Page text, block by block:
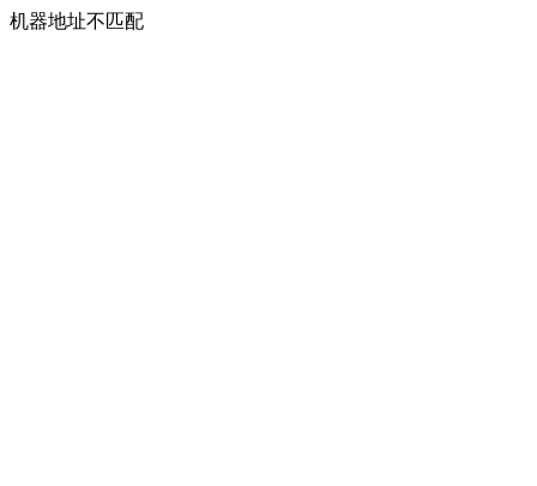
机器地址不匹配